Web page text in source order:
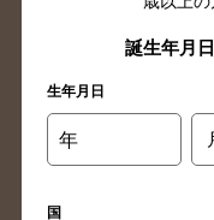
北海道のバ
岩手県のバ
誕生年月
生年月日
年
国